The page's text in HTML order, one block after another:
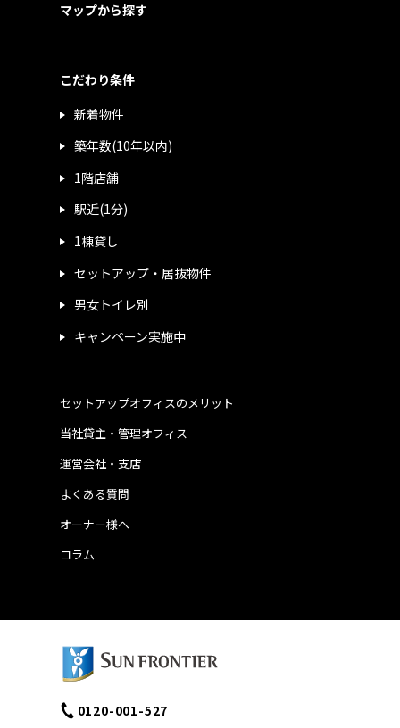
マップから探す
こだわり条件
新着物件
築年数(10年以内)
1階店舗
駅近(1分)
1棟貸し
セットアップ・居抜物件
男女トイレ別
キャンペーン実施中
運営会社・支店
よくある質問
当社貸主・管理オフィス
オーナー様へ
コラム
セットアップオフィスのメリット
0120-001-527